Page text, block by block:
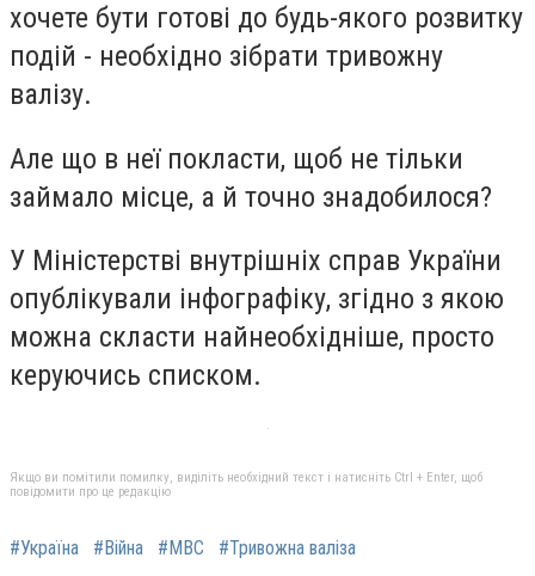
хочете бути готові до будь-якого розвитку
подій - необхідно зібрати тривожну
валізу.
Але що в неї покласти, щоб не тільки
займало місце, а й точно знадобилося?
У Міністерстві внутрішніх справ України
опублікували інфографіку, згідно з якою
можна скласти найнеобхідніше, просто
керуючись списком.
Якщо ви помітили помилку, виділіть необхідний текст і натисніть Ctrl + Enter, щоб
повідомити про це редакцію
#Україна #Війна #МВС #Тривожна валіза